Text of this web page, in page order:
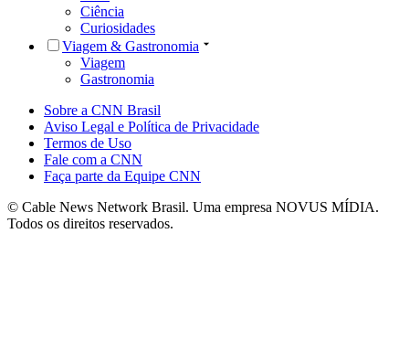
Ciência
Curiosidades
Viagem & Gastronomia
Viagem
Gastronomia
Sobre a CNN Brasil
Aviso Legal e Política de Privacidade
Termos de Uso
Fale com a CNN
Faça parte da Equipe CNN
© Cable News Network Brasil. Uma empresa NOVUS MÍDIA.
Todos os direitos reservados.